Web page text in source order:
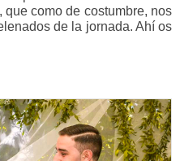
como de costumbre, nos
de la jornada. Ahí os